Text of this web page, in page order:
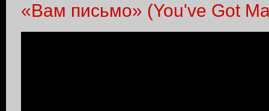
«Вам письмо» (You've Got